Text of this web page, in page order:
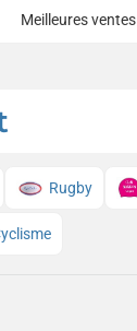
Meilleures ventes
Rugby